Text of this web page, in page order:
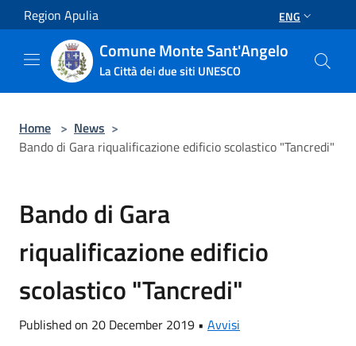
Salta al contenuto principale
Region Apulia ENG
Comune Monte Sant'Angelo
La Città dei due siti UNESCO
Home > News >
Bando di Gara riqualificazione edificio scolastico "Tancredi"
Bando di Gara
riqualificazione edificio
scolastico "Tancredi"
Published on 20 December 2019 • Avvisi